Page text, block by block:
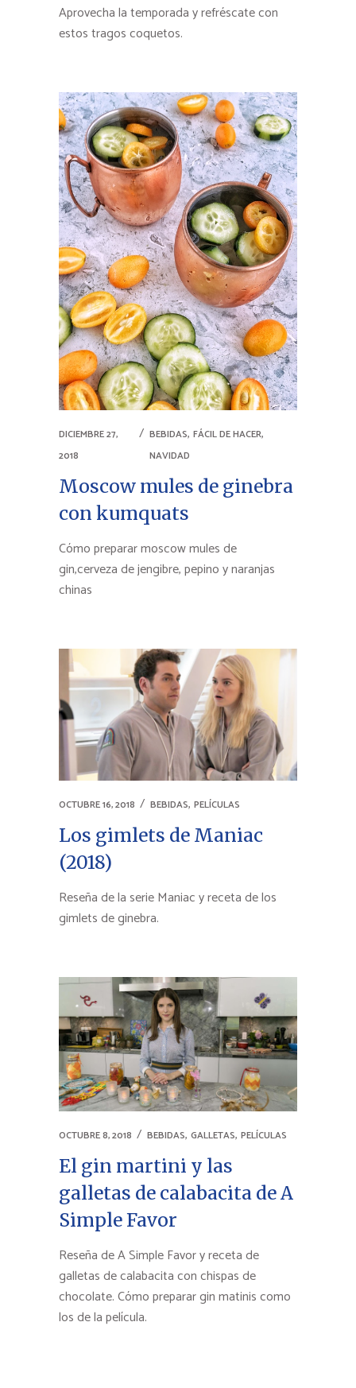
Aprovecha la temporada y refréscate con
estos tragos coquetos.
DICIEMBRE 27,
2018
BEBIDAS,FÁCIL DE HACER,
NAVIDAD
Moscow mules de ginebra
con kumquats
Cómo preparar moscow mules de
gin,cerveza de jengibre, pepino y naranjas
chinas
OCTUBRE 16, 2018 BEBIDAS, PELÍCULAS
Los gimlets de Maniac
(2018)
Reseña de la serie Maniac y receta de los
gimlets de ginebra.
OCTUBRE 8, 2018 BEBIDAS, GALLETAS, PELÍCULAS
El gin martini y las
galletas de calabacita de A
Simple Favor
Reseña de A Simple Favor y receta de
galletas de calabacita con chispas de
chocolate. Cómo preparar gin matinis como
los de la película.